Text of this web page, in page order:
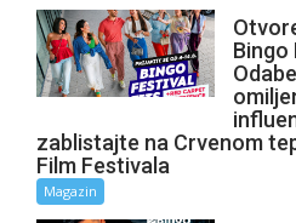
Bingo
zablistajte na Crvenom
Film Festivala
Magazin